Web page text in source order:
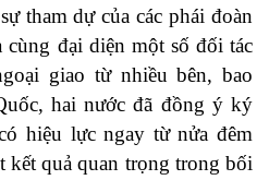
tham dự của các phái đoàn
cùng đại diện một số đối tác
giao từ nhiều bên, bao
hai nước đã đồng ý ký
hiệu lực ngay từ nửa đêm
kết quả quan trọng trong bối